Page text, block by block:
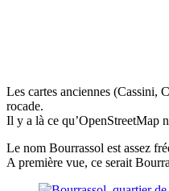
Les cartes anciennes (Cassini,
rocade.
Il y a là ce qu’OpenStreetMap
Le nom Bourrassol est assez
A première vue, ce serait